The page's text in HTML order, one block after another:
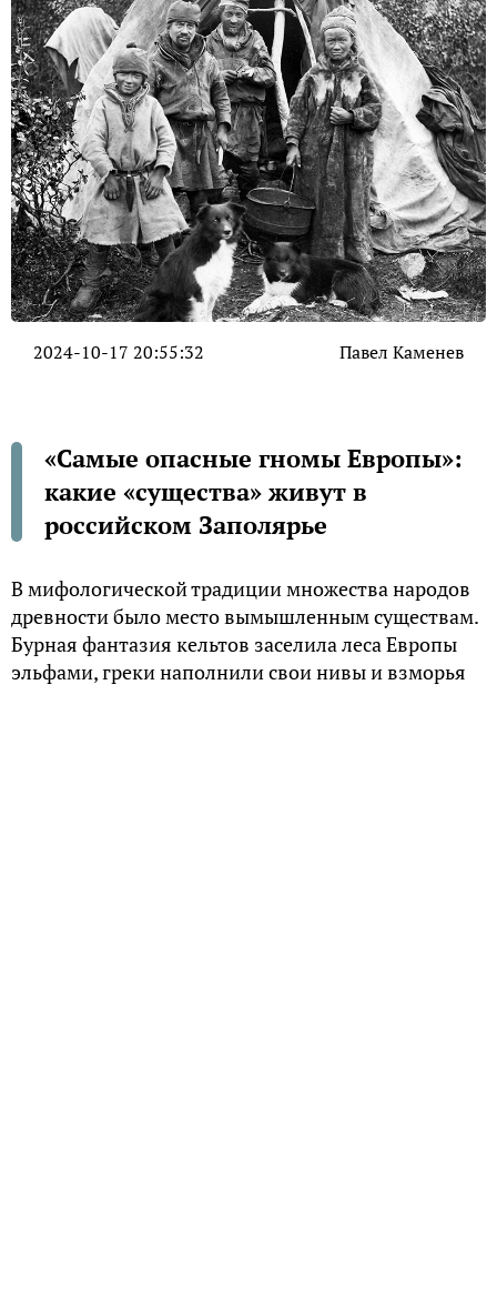
2024-10-17 20:55:32 Павел Каменев
«Самые опасные гномы Европы»:
какие «существа» живут в
российском Заполярье
В мифологической традиции множества народов
древности было место вымышленным существам.
Бурная фантазия кельтов заселила леса Европы
эльфами, греки наполнили свои нивы и взморья